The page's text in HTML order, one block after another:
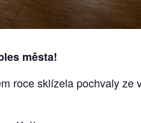
města!
roce sklízela pochvaly ze